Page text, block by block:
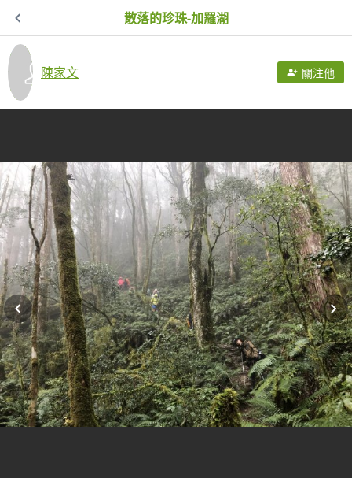
散落的珍珠-加羅湖
陳家文 關注他